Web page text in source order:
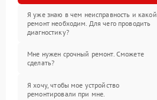
Я уже знаю в чем неисправность и какой
ремонт необходим. Для чего проводить
диагностику?
Мне нужен срочный ремонт. Сможете
сделать?
Я хочу, чтобы мое устройство
ремонтировали при мне.